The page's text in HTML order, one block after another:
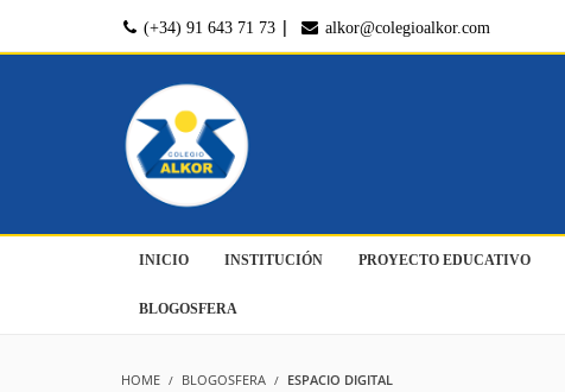
(+34) 91 643 71 73 | alkor@colegioalkor.com
INICIO INSTITUCIÓN PROYECTO EDUCATIVO
BLOGOSFERA
HOME BLOGOSFERA ESPACIO DIGITAL